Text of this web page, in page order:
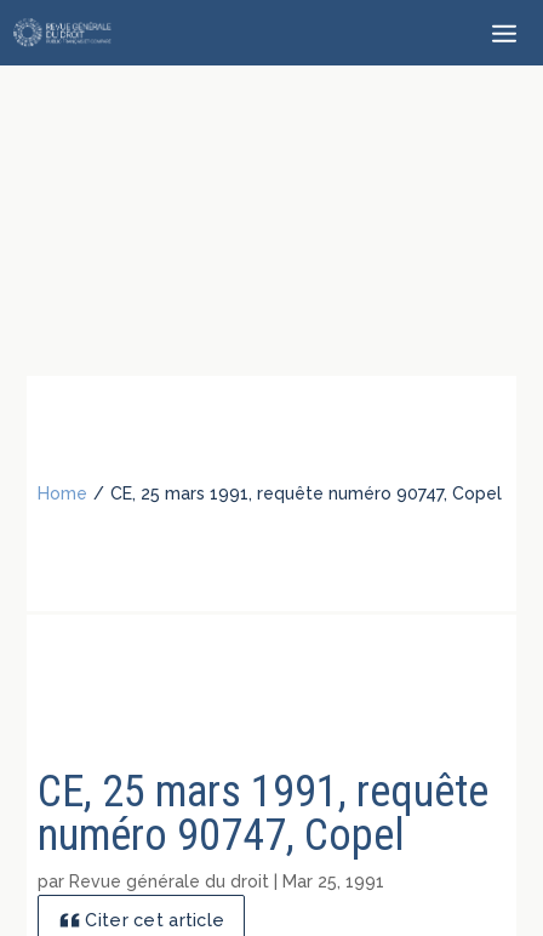
Home / CE, 25 mars 1991, requête numéro 90747, Copel
CE, 25 mars 1991, requête
numéro 90747, Copel
par Revue générale du droit Mar 25, 1991
Citer cet article